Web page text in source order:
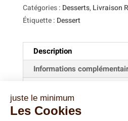
Catégories : Desserts,Livraison
Étiquette : Dessert
Description
Informations
Description
juste le minimum
Les Cookies